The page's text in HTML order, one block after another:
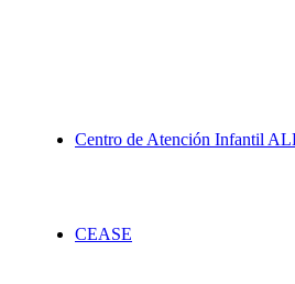
Centro de Atención Infantil
CEASE